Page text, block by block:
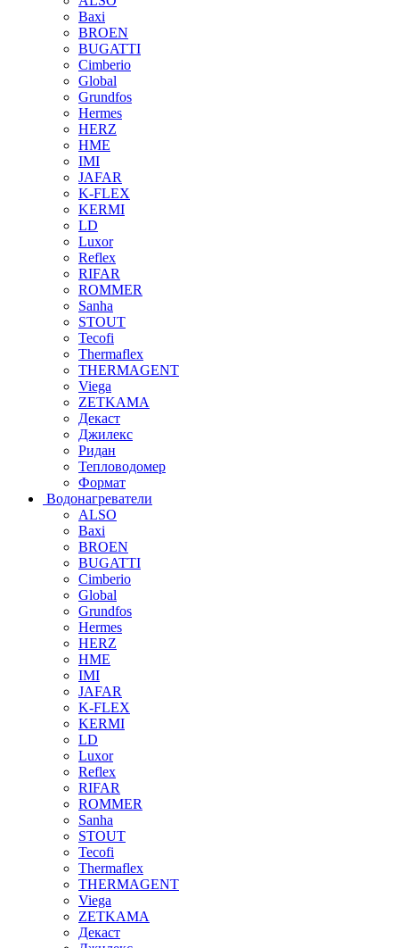
Baxi
BROEN
BUGATTI
Cimberio
Global
Grundfos
Hermes
HERZ
HME
IMI
JAFAR
K-FLEX
KERMI
LD
Luxor
Reflex
RIFAR
ROMMER
Sanha
STOUT
Tecofi
Thermaflex
THERMAGENT
Viega
ZETKAMA
Декаст
Джилекс
Ридан
Тепловодомер
Формат
Водонагреватели
ALSO
Baxi
BROEN
BUGATTI
Cimberio
Global
Grundfos
Hermes
HERZ
HME
IMI
JAFAR
K-FLEX
KERMI
LD
Luxor
Reflex
RIFAR
ROMMER
Sanha
STOUT
Tecofi
Thermaflex
THERMAGENT
Viega
ZETKAMA
Декаст